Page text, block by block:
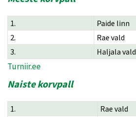
1.
Paide linn
2.
Rae vald
3.
Haljala vald
Turniir.ee
Naiste korvpall
1.
Rae vald